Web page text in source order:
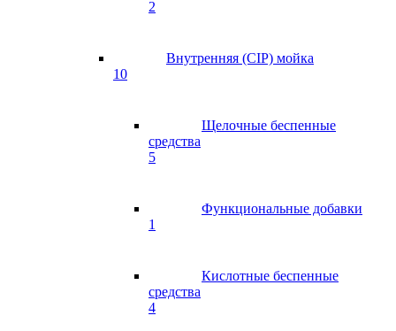
2
Внутренняя (CIP) мойка
10
Щелочные беспенные
средства
5
Функциональные добавки
1
Кислотные беспенные
средства
4